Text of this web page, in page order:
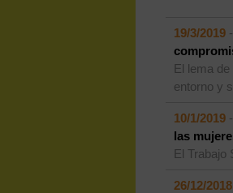
19/3/2019 -
El lema
entorno y
10/1/2019 -
las
El Trabajo
26/12/2018